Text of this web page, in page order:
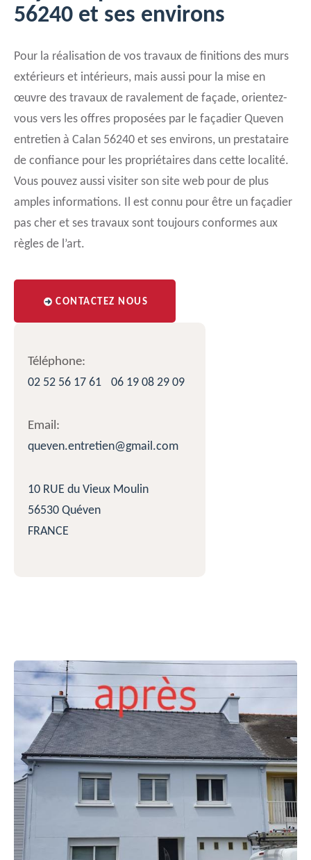
56240 et ses environs
Pour la réalisation de vos travaux de finitions des murs
extérieurs et intérieurs, mais aussi pour la mise en
œuvre des travaux de ravalement de façade, orientez-
vous vers les offres proposées par le façadier Queven
entretien à Calan 56240 et ses environs, un prestataire
de confiance pour les propriétaires dans cette localité.
Vous pouvez aussi visiter son site web pour de plus
amples informations. Il est connu pour être un façadier
pas cher et ses travaux sont toujours conformes aux
règles de l’art.
CONTACTEZ NOUS
Téléphone:
02 52 56 17 61
06 19 08 29 09
Email:
queven.entretien@gmail.com
10 RUE du Vieux Moulin
56530 Quéven
FRANCE